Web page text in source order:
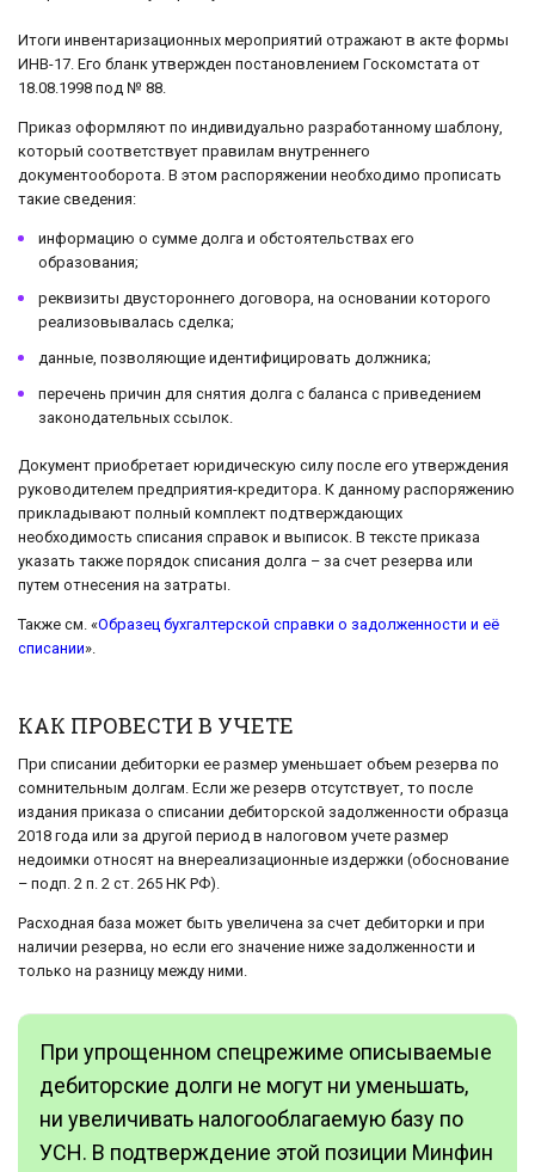
Итоги инвентаризационных мероприятий отражают в акте формы
ИНВ-17. Его бланк утвержден постановлением Госкомстата от
18.08.1998 под № 88.
Приказ оформляют по индивидуально разработанному шаблону,
который соответствует правилам внутреннего
документооборота. В этом распоряжении необходимо прописать
такие сведения:
информацию о сумме долга и обстоятельствах его
образования;
реквизиты двустороннего договора, на основании которого
реализовывалась сделка;
данные, позволяющие идентифицировать должника;
перечень причин для снятия долга с баланса с приведением
законодательных ссылок.
Документ приобретает юридическую силу после его утверждения
руководителем предприятия-кредитора. К данному распоряжению
прикладывают полный комплект подтверждающих
необходимость списания справок и выписок. В тексте приказа
указать также порядок списания долга – за счет резерва или
путем отнесения на затраты.
Также см. «Образец бухгалтерской справки о задолженности и её
списании».
КАК ПРОВЕСТИ В УЧЕТЕ
При списании дебиторки ее размер уменьшает объем резерва по
сомнительным долгам. Если же резерв отсутствует, то после
издания приказа о списании дебиторской задолженности образца
2018 года или за другой период в налоговом учете размер
недоимки относят на внереализационные издержки (обоснование
– подп. 2 п. 2 ст. 265 НК РФ).
Расходная база может быть увеличена за счет дебиторки и при
наличии резерва, но если его значение ниже задолженности и
только на разницу между ними.
При упрощенном спецрежиме описываемые
дебиторские долги не могут ни уменьшать,
ни увеличивать налогооблагаемую базу по
УСН. В подтверждение этой позиции Минфин